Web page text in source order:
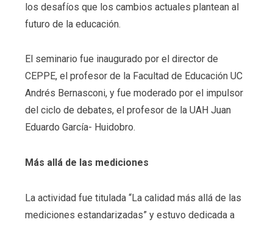
los desafíos que los cambios actuales plantean al
futuro de la educación.
El seminario fue inaugurado por el director de
CEPPE, el profesor de la Facultad de Educación UC
Andrés Bernasconi, y fue moderado por el impulsor
del ciclo de debates, el profesor de la UAH Juan
Eduardo García- Huidobro.
Más allá de las mediciones
La actividad fue titulada “La calidad más allá de las
mediciones estandarizadas” y estuvo dedicada a